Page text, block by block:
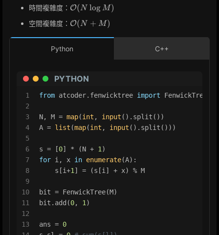
時間複雜度： \mathcal{O}
(N \log M)
O(N log M)
空間複雜度： \mathcal{O}
(N + M)
O(N + M)
Python C++
PYTHON
1
2
3
4
5
6
7
8
9
10
11
12
13
from atcoder.fenwicktree import FenwickTree
N, M = map(int , input ().split())
A = list (map(int , input ().split()))
s = [0] * (N + 1)
for i, x in enumerate(A):
    s[i+
1] = (s[i] + x) % M
bit = FenwickTree(M)
bit.add(0, 1)
ans = 0